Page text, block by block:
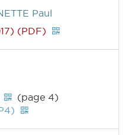
Paul
(PDF)
(page 4)